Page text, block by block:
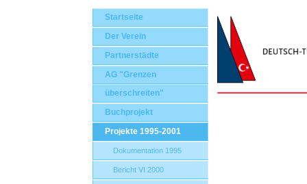
Startseite
Der Verein
Partnerstädte
AG "Grenzen
überschreiten"
Buchprojekt
Projekte 1995-2001
Dokumentation 1995
Bericht VI 2000